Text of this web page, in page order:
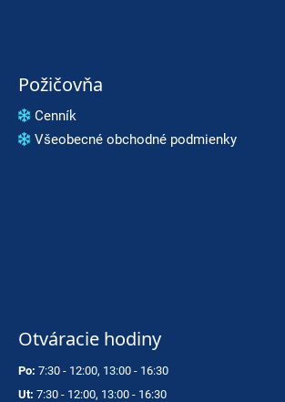
Požičovňa
Cenník
Všeobecné obchodné podmienky
Otváracie hodiny
Po: 7:30 - 12:00, 13:00 - 16:30
Ut: 7:30 - 12:00, 13:00 - 16:30